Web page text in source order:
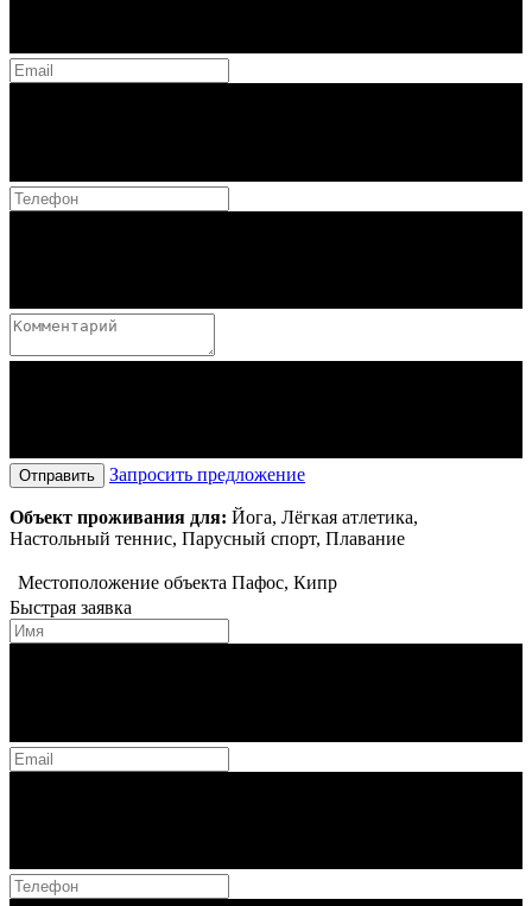
Отправить Запросить предложение
Объект проживания для: Йога, Лёгкая атлетика,
Настольный теннис, Парусный спорт, Плавание
Местоположение объекта Пафос, Кипр
Быстрая заявка